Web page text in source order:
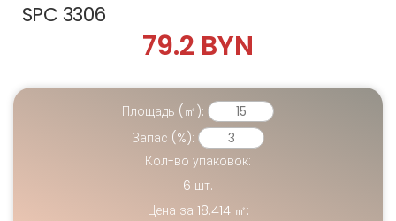
SPC 3306
79.2 BYN
Площадь (㎡):
Запас (%):
Кол-во упаковок:
6 шт.
Цена за 18.414㎡: